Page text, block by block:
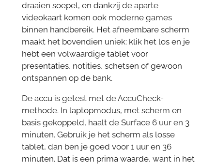
draaien soepel, en dankzij de aparte
videokaart komen ook moderne games
binnen handbereik. Het afneembare scherm
maakt het bovendien uniek: klik het los en je
hebt een volwaardige tablet voor
presentaties, notities, schetsen of gewoon
ontspannen op de bank.
De accu is getest met de AccuCheck-
methode. In laptopmodus, met scherm en
basis gekoppeld, haalt de Surface 6 uur en 3
minuten. Gebruik je het scherm als losse
tablet, dan ben je goed voor 1 uur en 36
minuten. Dat is een prima waarde, want in het